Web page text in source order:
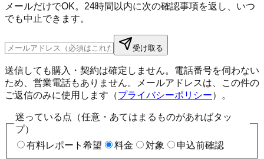
メールだけでOK。24時間以内に次の確認事項を返し、いつ
でも中止できます。
受け取る
送信しても購入・契約は確定しません。電話番号を伺わない
ため、営業電話もありません。メールアドレスは、この件の
ご返信のみに使用します（プライバシーポリシー）。
迷っている点（任意・あてはまるものがあればタッ
プ）
有料レポート希望
料金 対象 申込前確認